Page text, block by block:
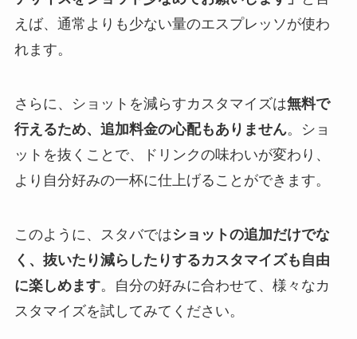
えば、通常よりも少ない量のエスプレッソが使わ
れます。
さらに、ショットを減らすカスタマイズは無料で
行えるため、追加料金の心配もありません。ショ
ットを抜くことで、ドリンクの味わいが変わり、
より自分好みの一杯に仕上げることができます。
このように、スタバではショットの追加だけでな
く、抜いたり減らしたりするカスタマイズも自由
に楽しめます。自分の好みに合わせて、様々なカ
スタマイズを試してみてください。